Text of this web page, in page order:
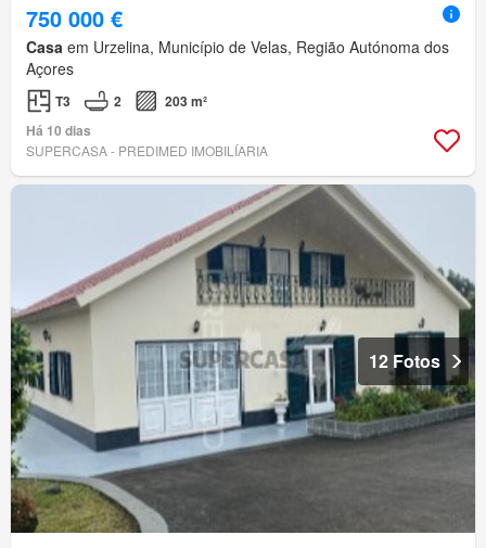
750 000 €
Casa em Urzelina, Município de Velas, Região Autónoma dos
Açores
T3 2
203 m²
Há 10 dias
SUPERCASA - PREDIMED IMOBILÍARIA
12 Fotos